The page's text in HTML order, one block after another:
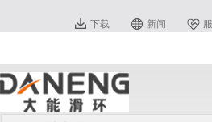
下载 新闻